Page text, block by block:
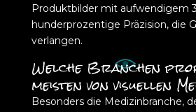
Produktbilder mit aufwendigem
hunderprozentige Präzision, die
verlangen.
Welche Branchen
meisten von visuellen
Besonders die Medizinbranche,